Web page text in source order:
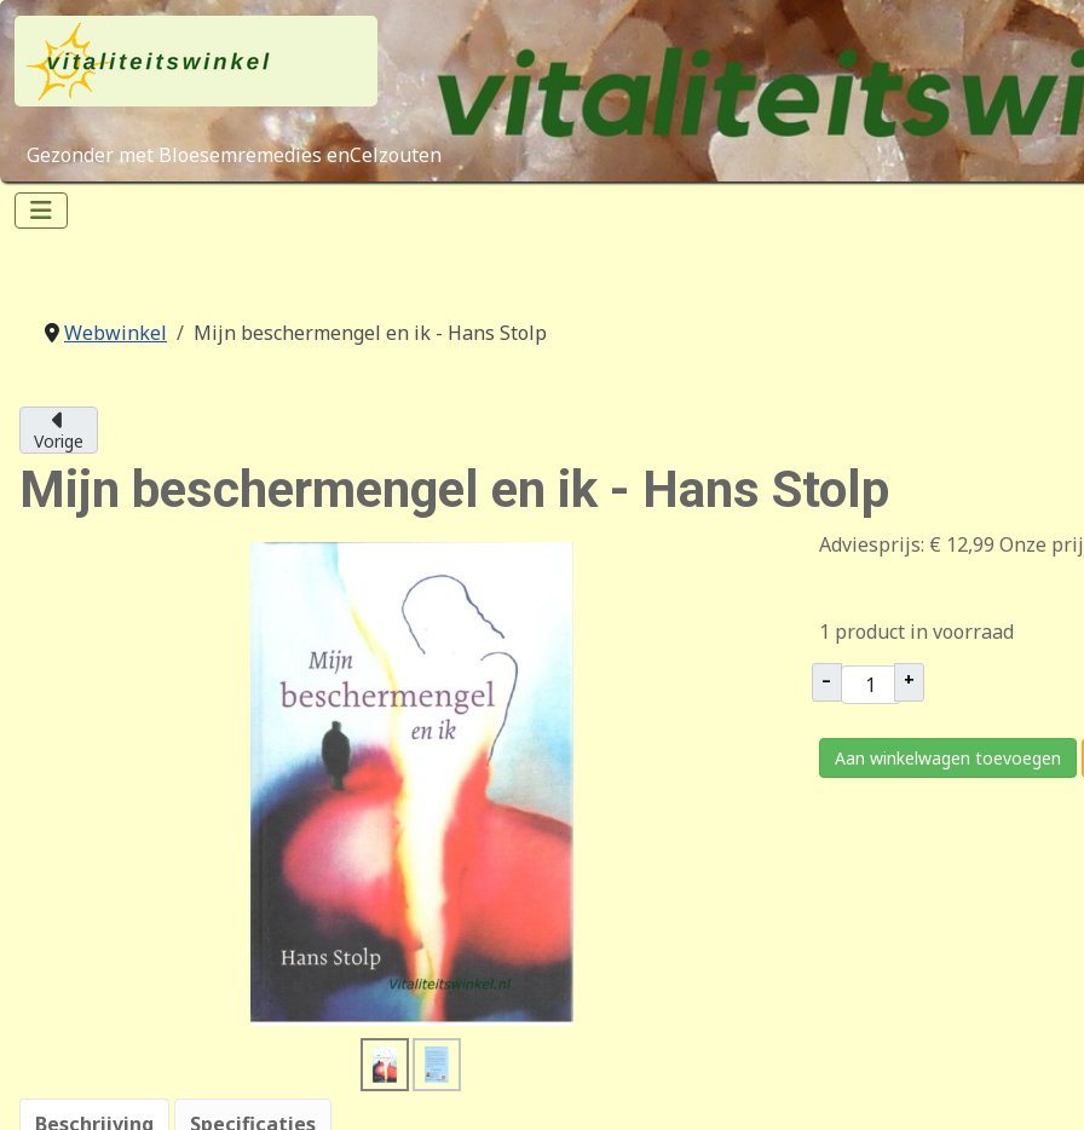
Gezonder met Bloesemremedies enCelzouten
Webwinkel Mijn beschermengel en ik - Hans Stolp
Vorige
Mijn beschermengel en ik - Hans Stolp
Adviesprijs: € 12,99 Onze
1 product in voorraad
– +
Aan winkelwagen toevoegen
Beschrijving Specificaties